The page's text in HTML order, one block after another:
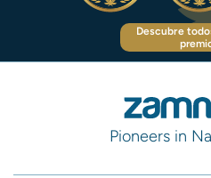
Descubre
Pioneers in